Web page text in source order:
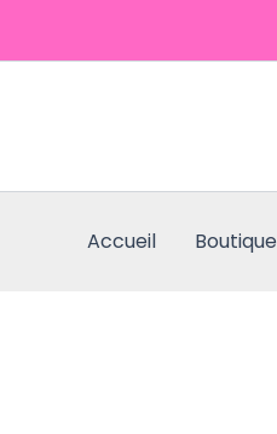
Accueil Boutique